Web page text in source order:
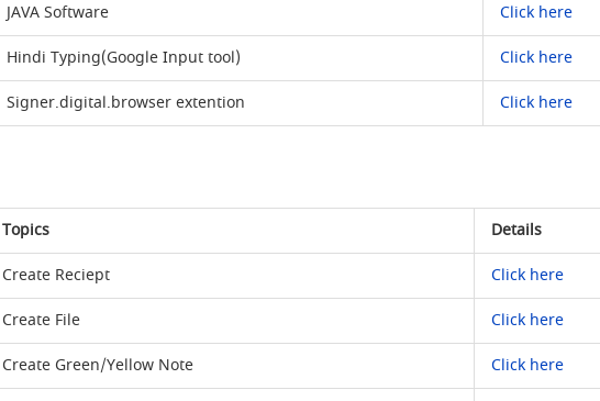
JAVA Software
Click here
Hindi Typing(Google Input tool)
Click here
Signer.digital.browser extention Click here
Topics
Details
Create Reciept
Click here
Create File
Click here
Create Green/Yellow Note
Click here